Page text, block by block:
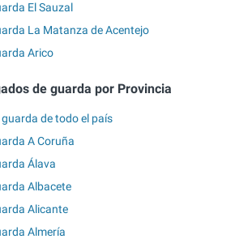
El Sauzal
La Matanza de Acentejo
Arico
de guarda por Provincia
de todo el país
A Coruña
Álava
Albacete
Alicante
Almería